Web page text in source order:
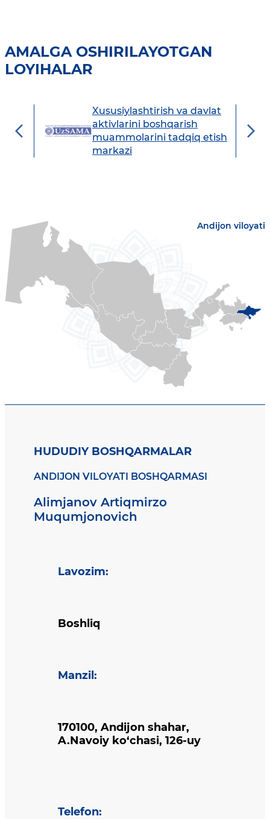
AMALGA OSHIRILAYOTGAN
LOYIHALAR
Xususiylashtirish va davlat
aktivlarini boshqarish
muammolarini tadqiq etish
markazi
Andijon viloyati
HUDUDIY BOSHQARMALAR
ANDIJON VILOYATI BOSHQARMASI
Alimjanov Artiqmirzo
Muqumjonovich
Lavozim:
Boshliq
Manzil :
170100, Andijon shahar,
A.Navoiy ko‘chasi, 126-uy
Telefon: